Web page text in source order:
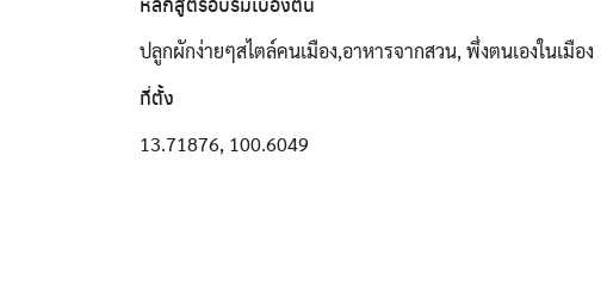
ปลูกผักง่ายๆสไตล์คนเมือง,อาหารจากสวน, พึ่งตนเองในเมือง
ที่ตั้ง
13.71876, 100.6049